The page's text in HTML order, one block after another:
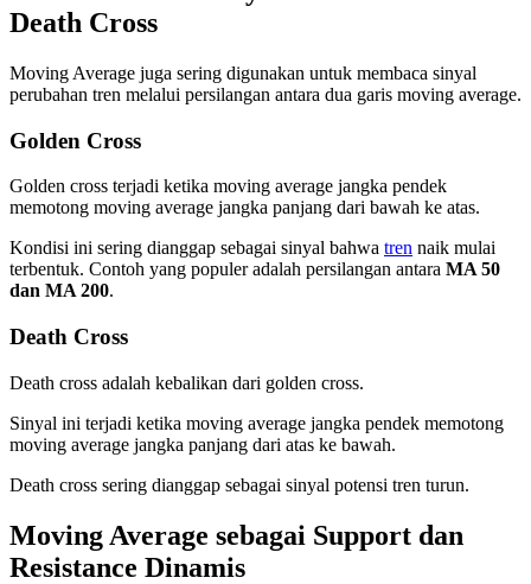
Death Cross
Moving Average juga sering digunakan untuk membaca sinyal
perubahan tren melalui persilangan antara dua garis moving average.
Golden Cross
Golden cross terjadi ketika moving average jangka pendek
memotong moving average jangka panjang dari bawah ke atas.
Kondisi ini sering dianggap sebagai sinyal bahwa tren naik mulai
terbentuk. Contoh yang populer adalah persilangan antara MA 50
dan MA 200.
Death Cross
Death cross adalah kebalikan dari golden cross.
Sinyal ini terjadi ketika moving average jangka pendek memotong
moving average jangka panjang dari atas ke bawah.
Death cross sering dianggap sebagai sinyal potensi tren turun.
Moving Average sebagai Support dan
Resistance Dinamis